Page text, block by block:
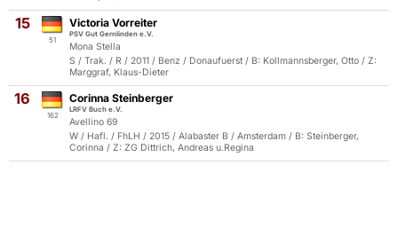
15
51
Victoria Vorreiter
PSV Gut Gernlinden e.V.
Mona Stella
S / Trak. / R / 2011 / Benz / Donaufuerst / B: Kollmannsberger, Otto / Z:
Marggraf, Klaus-Dieter
16
162
Corinna Steinberger
LRFV Buch e.V.
Avellino 69
W / Hafl. / FhLH / 2015 / Alabaster B / Amsterdam / B: Steinberger,
Corinna / Z: ZG Dittrich, Andreas u.Regina